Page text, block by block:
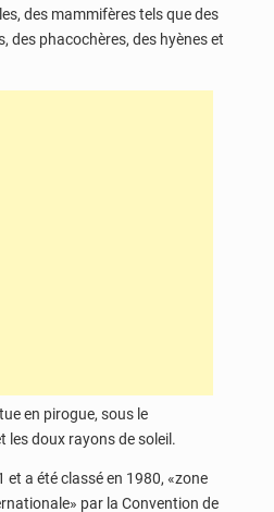
des mammifères tels que des
des phacochères, des hyènes et
en pirogue, sous le
les doux rayons de soleil.
et a été classé en 1980, «zone
par la Convention de